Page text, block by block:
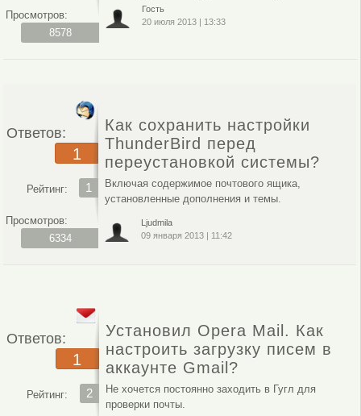
Просмотров:
8578
Гость
20 июля 2013| 13:33
Ответов:
1
Рейтинг: 1
Просмотров:
6334
Как сохранить настройки
ThunderBird перед
переустановкой системы?
Включая содержимое почтового ящика,
установленные дополнения и темы.
Ljudmila
09 января 2013 | 11:42
Ответов:
1
Рейтинг: 2
Установил Opera Mail. Как
настроить загрузку писем в
аккаунте Gmail?
Не хочется постоянно заходить в Гугл для
проверки почты.